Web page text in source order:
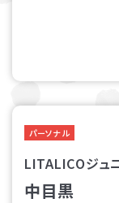
パーソナル
LITALICOジュ
中目黒